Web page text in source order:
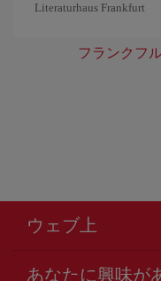
Literaturhaus Frankfurt
フランクフ
ウェブ上
あなたに興味が